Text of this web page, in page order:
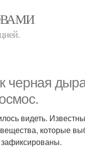
видеть.
которые